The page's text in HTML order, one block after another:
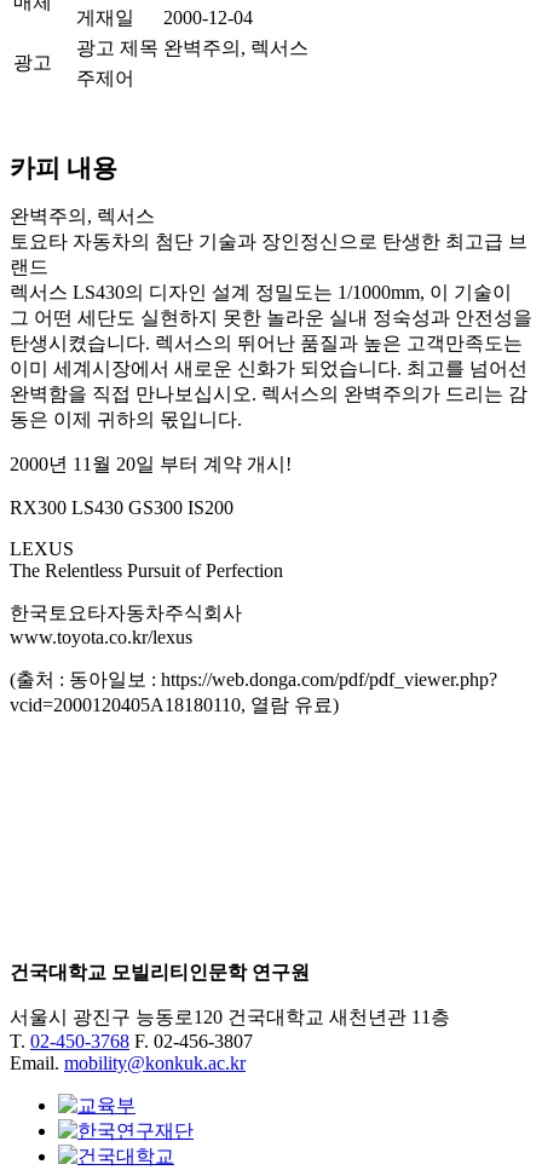
게재일
2000-12-04
광고
광고 제목 완벽주의, 렉서스
주제어
카피 내용
완벽주의, 렉서스
토요타 자동차의 첨단 기술과 장인정신으로 탄생한 최고급 브
랜드
렉서스 LS430의 디자인 설계 정밀도는 1/1000mm, 이 기술이
그 어떤 세단도 실현하지 못한 놀라운 실내 정숙성과 안전성을
탄생시켰습니다. 렉서스의 뛰어난 품질과 높은 고객만족도는
이미 세계시장에서 새로운 신화가 되었습니다. 최고를 넘어선
완벽함을 직접 만나보십시오. 렉서스의 완벽주의가 드리는 감
동은 이제 귀하의 몫입니다.
2000년 11월 20일 부터 계약 개시!
RX300 LS430 GS300 IS200
LEXUS
The Relentless Pursuit of Perfection
한국토요타자동차주식회사
www.toyota.co.kr/lexus
(출처 : 동아일보 : https://web.donga.com/pdf/pdf_viewer.php?
vcid=2000120405A18180110, 열람 유료)
건국대학교 모빌리티인문학 연구원
서울시 광진구 능동로120 건국대학교 새천년관 11층
T. 02-450-3768 F. 02-456-3807
Email. mobility@konkuk.ac.kr